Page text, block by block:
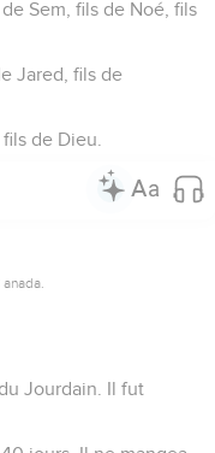
Sem, fils de Noé, fils
Jared, fils de
de Dieu.
Jourdain. Il fut